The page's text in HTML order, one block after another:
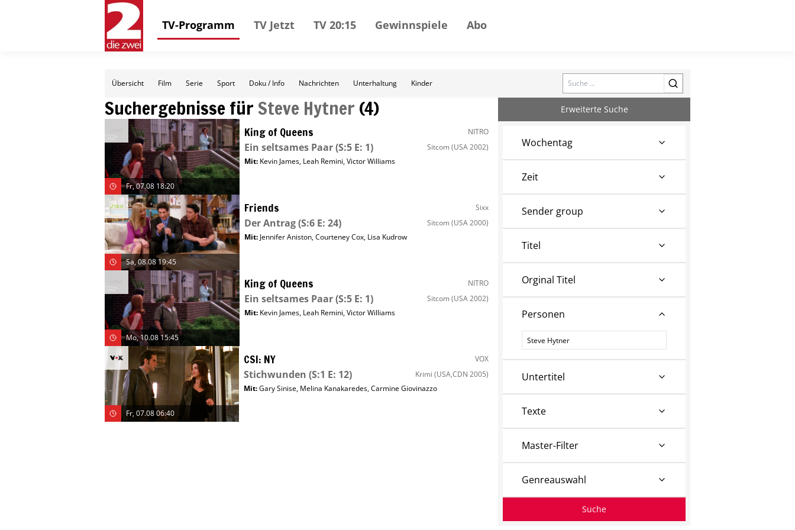
TV-Programm TV Jetzt TV 20:15 Gewinnspiele Abo
Übersicht Film Serie Sport Doku / Info Nachrichten Unterhaltung Kinder Search
Suchergebnisse fürSteve Hytner (4)
Fr, 07.08 18:20
King of Queens NITRO
Ein seltsames Paar(S:5 E: 1) Sitcom (USA 2002)
Mit: Kevin James, Leah Remini,Victor Williams
Sa, 08.08 19:45
Friends Sixx
Der Antrag(S:6 E: 24) Sitcom (USA 2000)
Mit: Jennifer Aniston,Courteney Cox, Lisa Kudrow
Mo, 10.08 15:45
King of Queens NITRO
Ein seltsames Paar(S:5 E: 1) Sitcom (USA 2002)
Mit: Kevin James, Leah Remini,Victor Williams
Fr, 07.08 06:40
CSI: NY VOX
Stichwunden (S:1 E: 12) Krimi (USA,CDN 2005)
Mit:Gary Sinise, Melina Kanakaredes,Carmine Giovinazzo
Erweiterte Suche
Wochentag
Zeit
Sender group
Titel
Orginal Titel
Personen
Personen
Untertitel
Texte
Master-Filter
Genreauswahl
Suche